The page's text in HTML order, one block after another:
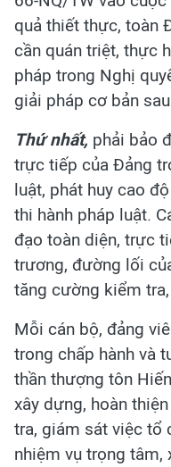
quả thiết thực, toàn
cần quán triệt, thực
pháp trong Nghị
giải pháp cơ bản
Thứ nhất, phải bảo
trực tiếp của Đảng
luật, phát huy cao
thi hành pháp luật.
đạo toàn diện, trực
trương, đường lối
tăng cường kiểm
Mỗi cán bộ, đảng
trong chấp hành và
thần thượng tôn
xây dựng, hoàn
tra, giám sát việc tổ
nhiệm vụ trọng tâm,